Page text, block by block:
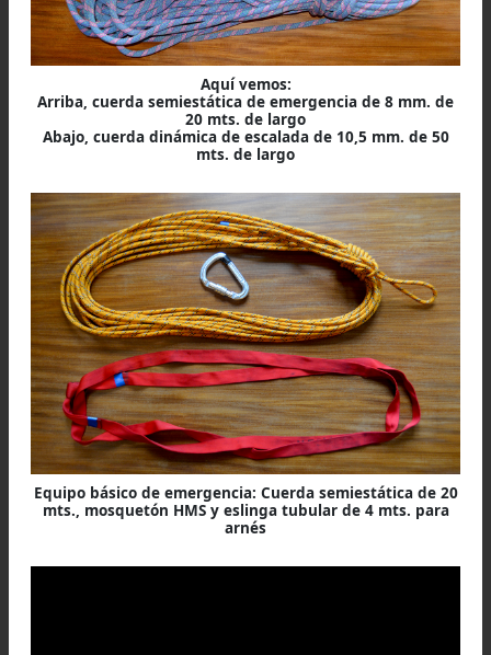
Aquí vemos:
Arriba, cuerda semiestática de emergencia de 8 mm.
20 mts. de largo
Abajo, cuerda dinámica de escalada de 10,5 mm. de
mts. de largo